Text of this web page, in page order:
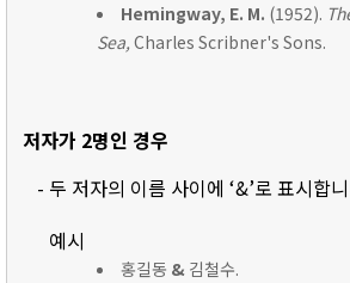
Hemingway, E. M. (1952).
Sea,Charles Scribner's Sons.
저자가 2명인 경우
- 두 저자의 이름 사이에 ‘&’로 표시합
예시
홍길동 & 김철수.